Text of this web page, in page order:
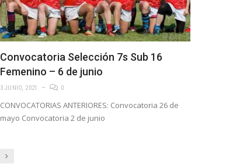
Convocatoria Selección 7s Sub 16
Femenino – 6 de junio
3 JUNIO, 2021 0
CONVOCATORIAS ANTERIORES: Convocatoria 26 de
mayo Convocatoria 2 de junio
Siguiente